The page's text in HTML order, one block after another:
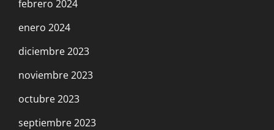
febrero 2024
enero 2024
diciembre 2023
noviembre 2023
octubre 2023
septiembre 2023